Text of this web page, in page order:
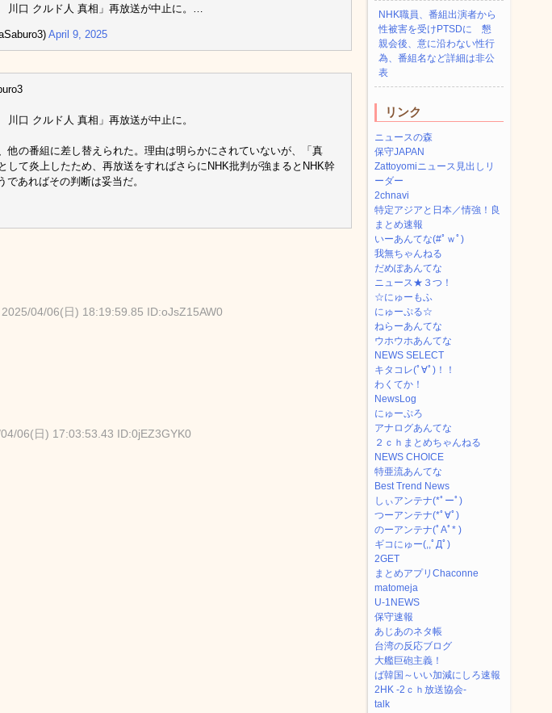
口 クルド人 真相」再放送が中止に。…
April 9, 2025
口 クルド人 真相」再放送が中止に。
他の番組に差し替えられた。理由は明らかにされていないが、「真
して炎上したため、再放送をすればさらにNHK批判が強まるとNHK幹
あればその判断は妥当だ。
2025/04/06(日) 18:19:59.85 ID:oJsZ15AW0
06(日) 17:03:53.43 ID:0jEZ3GYK0
NHK職員、番組出演者から
性被害を受けPTSDに 懇
親会後、意に沿わない性行
為、番組名など詳細は非公
表
リンク
ニュースの森
保守JAPAN
Zattoyomiニュース見出しリ
ーダー
2chnavi
特定アジアと日本／情強！良
まとめ速報
いーあんてな(#ﾟｗﾟ)
我無ちゃんねる
だめぽあんてな
ニュース★３つ！
☆にゅーもふ
にゅーぷる☆
ねらーあんてな
ウホウホあんてな
NEWS SELECT
キタコレ(ﾟ∀ﾟ)！！
わくてか！
NewsLog
にゅーぷろ
アナログあんてな
２ｃｈまとめちゃんねる
NEWS CHOICE
特亜流あんてな
Best Trend News
しぃアンテナ(*ﾟーﾟ)
つーアンテナ(*ﾟ∀ﾟ)
のーアンテナ(ﾟAﾟ* )
ギコにゅー(,,ﾟДﾟ)
2GET
まとめアプリChaconne
matomeja
U-1NEWS
保守速報
あじあのネタ帳
台湾の反応ブログ
大艦巨砲主義！
ば韓国～いい加減にしろ速報
2HK -2ｃｈ放送協会-
talk